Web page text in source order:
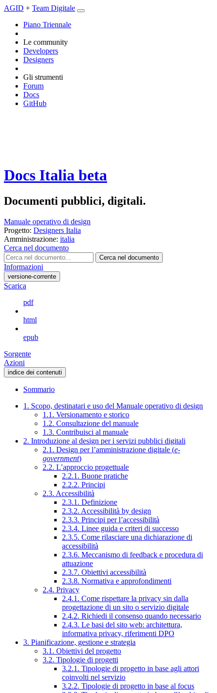
AGID + Team Digitale
Piano Triennale
Le community
Developers
Designers
Gli strumenti
Forum
Docs
GitHub
Docs Italia beta
Documenti pubblici, digitali.
Manuale operativo di design
Progetto: Designers Italia
Amministrazione: italia
Cerca nel documento
Cerca nel documento
Informazioni
versione-corrente
Scarica
pdf
html
epub
Sorgente
Azioni
indice dei contenuti
Sommario
1. Scopo, destinatari e uso del Manuale operativo di design
1.1. Versionamento e storico
1.2. Consultazione del manuale
1.3. Contribuisci al manuale
2. Introduzione al design per i servizi pubblici digitali
2.1. Design per l’amministrazione digitale (e-
government)
2.2. L’approccio progettuale
2.2.1. Buone pratiche
2.2.2. Principi
2.3. Accessibilità
2.3.1. Definizione
2.3.2. Accessibilità by design
2.3.3. Principi per l’accessibilità
2.3.4. Linee guida e criteri di successo
2.3.5. Come rilasciare una dichiarazione di
accessibilità
2.3.6. Meccanismo di feedback e procedura di
attuazione
2.3.7. Obiettivi accessibilità
2.3.8. Normativa e approfondimenti
2.4. Privacy
2.4.1. Come rispettare la privacy sin dalla
progettazione di un sito o servizio digitale
2.4.2. Richiedi il consenso quando necessario
2.4.3. Le basi del sito web: architettura,
informativa privacy, riferimenti DPO
3. Pianificazione, gestione e strategia
3.1. Obiettivi del progetto
3.2. Tipologie di progetti
3.2.1. Tipologie di progetto in base agli attori
coinvolti nel servizio
3.2.2. Tipologie di progetto in base al focus